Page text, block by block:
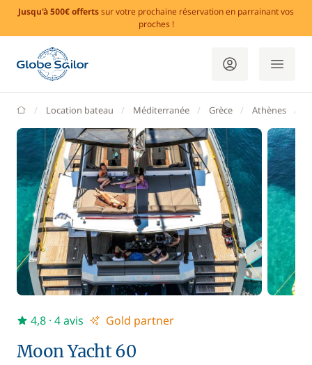
Jusqu'à 500€ offertssur votre prochaine réservation en parrainant vos
proches !
GlobeSailor
Location bateau Méditerranée Grèce Athènes
Moon Yacht 60
4,8 · 4 avis Gold partner